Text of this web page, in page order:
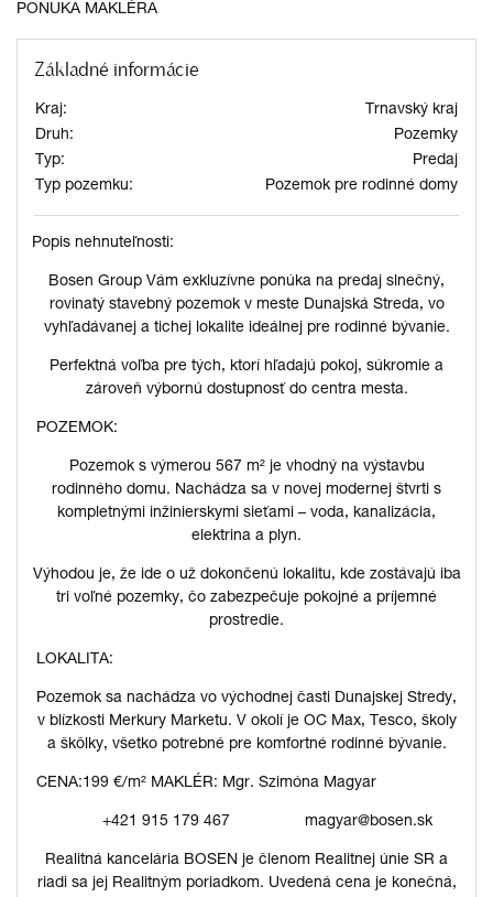
PONUKA MAKLÉRA
Základné informácie
Kraj:
Trnavský kraj
Druh:
Pozemky
Typ:
Predaj
Typ pozemku:
Pozemok pre rodinné domy
Popis nehnuteľnosti:
Bosen Group Vám exkluzívne ponúka na predaj slnečný,
rovinatý stavebný pozemok v meste Dunajská Streda, vo
vyhľadávanej a tichej lokalite ideálnej pre rodinné bývanie.
Perfektná voľba pre tých, ktorí hľadajú pokoj, súkromie a
zároveň výbornú dostupnosť do centra mesta.
POZEMOK:
Pozemok s výmerou 567 m² je vhodný na výstavbu
rodinného domu. Nachádza sa v novej modernej štvrti s
kompletnými inžinierskymi sieťami – voda, kanalizácia,
elektrina a plyn.
Výhodou je, že ide o už dokončenú lokalitu, kde zostávajú iba
tri voľné pozemky, čo zabezpečuje pokojné a príjemné
prostredie.
LOKALITA:
Pozemok sa nachádza vo východnej časti Dunajskej Stredy,
v blízkosti Merkury Marketu. V okolí je OC Max, Tesco, školy
a škôlky, všetko potrebné pre komfortné rodinné bývanie.
CENA:199 €/m² MAKLÉR: Mgr. Szimóna Magyar
‪+421 915 179 467 magyar@bosen.sk
Realitná kancelária BOSEN je členom Realitnej únie SR a
riadi sa jej Realitným poriadkom. Uvedená cena je konečná,